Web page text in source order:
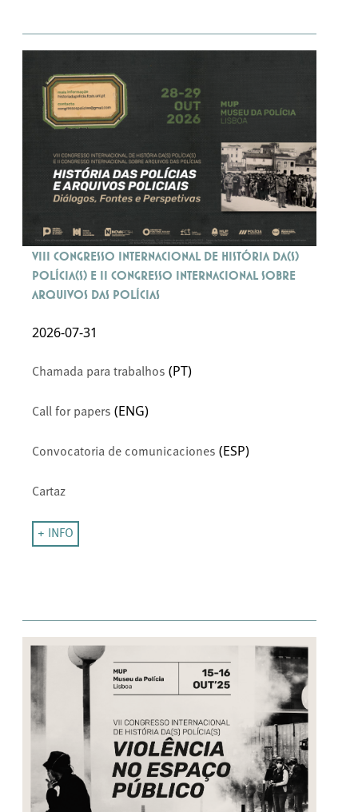
VIII Congresso Internacional de História da(s)
Polícia(s) e II Congresso Internacional sobre
Arquivos das Polícias
2026-07-31
Chamada para trabalhos (PT)
Call for papers (ENG)
Convocatoria de comunicaciones (ESP)
Cartaz
+ INFO